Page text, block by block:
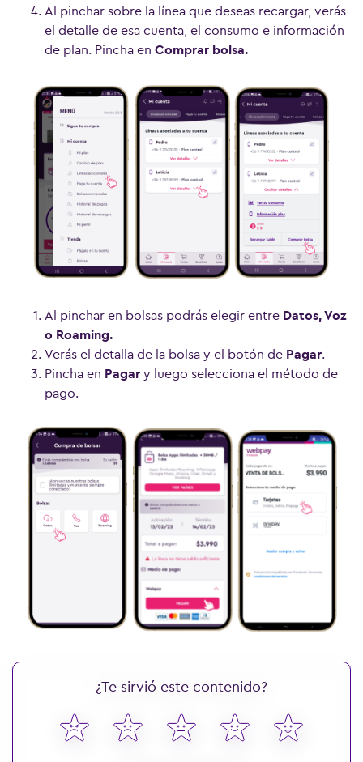
Al pinchar sobre la línea que deseas recargar, verás
el detalle de esa cuenta, el consumo e información
de plan. Pincha en Comprar bolsa.
Al pinchar en bolsas podrás elegir entre Datos, Voz
o Roaming.
Verás el detalla de la bolsa y el botón de Pagar.
Pincha en Pagar y luego selecciona el método de
pago.
¿Te sirvió este contenido?